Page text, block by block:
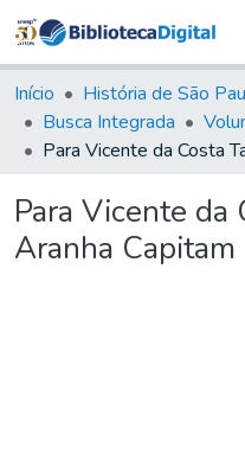
Início História de São
Busca Integrada
Para Vicente da
Aranha